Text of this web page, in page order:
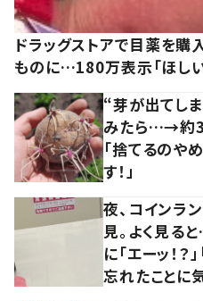
ドラッグストアで目薬を
ものに…180万表示「ほしい！
“芽が出てし
みたら…→約3
「捨てるのや
す！」
夜、コインラ
見。よく見る
に「エーッ！？
忘れたことに